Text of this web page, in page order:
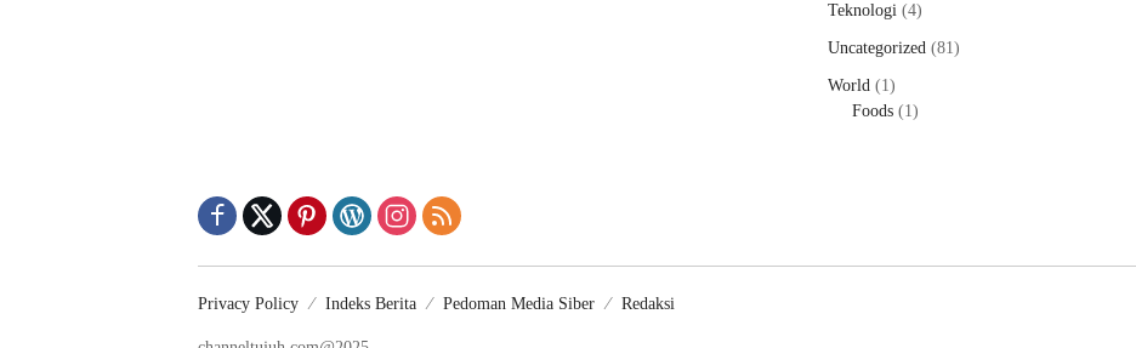
Teknologi (4)
Uncategorized (81)
World (1)
Foods (1)
Privacy Policy Indeks Berita Pedoman Media Siber Redaksi